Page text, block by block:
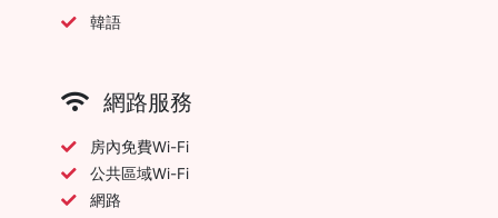
韓語
網路服務
房內免費Wi-Fi
公共區域Wi-Fi
網路